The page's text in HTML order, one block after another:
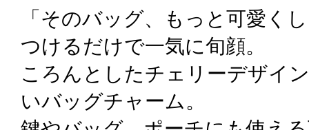
「そのバッグ、もっと可愛く
つけるだけで一気に旬顔。
ころんとしたチェリーデザイ
いバッグチャーム。